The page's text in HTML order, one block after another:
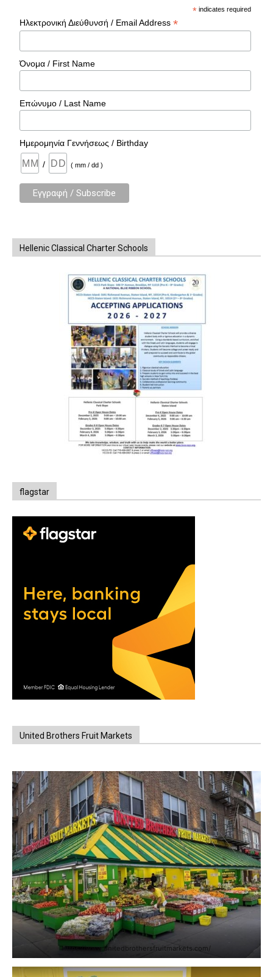
* indicates required
Ηλεκτρονική Διεύθυνσή / Email Address*
Όνομα / First Name
Επώνυμο / Last Name
Ημερομηνία Γεννήσεως / Birthday
/ ( mm / dd )
Hellenic Classical Charter Schools
flagstar
United Brothers Fruit Markets
https://www.unitedbrothersfruitmarkets.com/